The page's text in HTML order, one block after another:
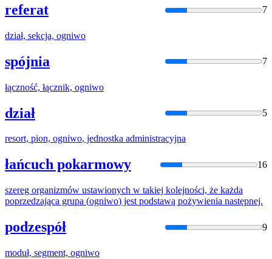
referat 7
dział, sekcja, ogniwo
spójnia 7
łączność, łącznik, ogniwo
dział 5
resort, pion, ogniwo, jednostka administracyjna
łańcuch pokarmowy 16
szereg organizmów ustawionych w takiej kolejności, że każda
poprzedzająca grupa (ogniwo) jest podstawą pożywienia następnej.
podzespół 9
moduł, segment, ogniwo